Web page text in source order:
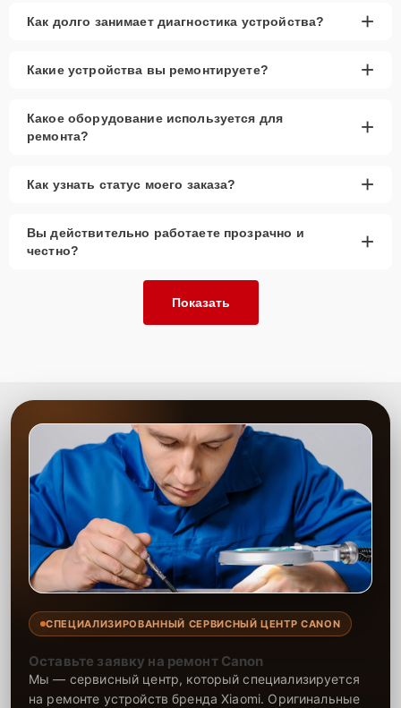
Как долго занимает диагностика устройства? +
Какие устройства вы ремонтируете? +
Какое оборудование используется для
ремонта?
+
Как узнать статус моего заказа? +
Вы действительно работаете прозрачно и
честно?
+
Показать
СПЕЦИАЛИЗИРОВАННЫЙ СЕРВИСНЫЙ ЦЕНТР CANON
Оставьте заявку на ремонт Canon
Мы — сервисный центр, который специализируется
на ремонте устройств бренда Xiaomi. Оригинальные